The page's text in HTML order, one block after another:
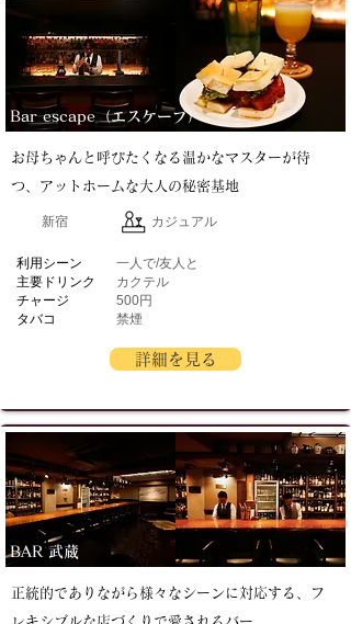
Bar escape（エスケープ）
お母ちゃんと呼びたくなる温かなマスターが待
つ、アットホームな大人の秘密基地
新宿 カジュアル
​利用シーン
主要ドリンク
チャージ
タバコ
一人で/友人と
カクテル
500円
禁煙
詳細を見る
BAR 武蔵
正統的でありながら様々なシーンに対応する、フ